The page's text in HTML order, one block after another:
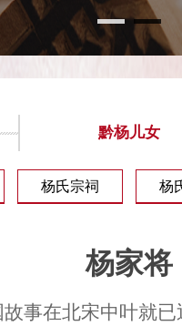
黔杨儿女
杨氏宗祠 杨
杨家将
事在北宋中叶就